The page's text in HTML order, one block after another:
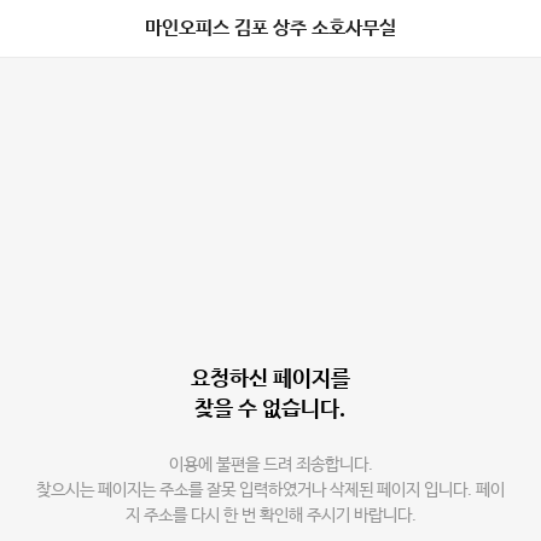
마인오피스 김포 상주 소호사무실
요청하신 페이지를
찾을 수 없습니다.
이용에 불편을 드려 죄송합니다.
찾으시는 페이지는 주소를 잘못 입력하였거나 삭제된 페이지 입니다. 페이
지 주소를 다시 한 번 확인해 주시기 바랍니다.